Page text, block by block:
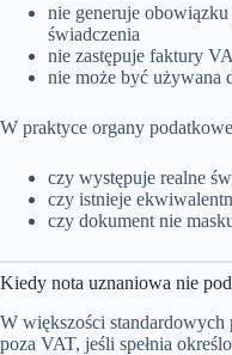
nie generuje
świadczenia
nie zastępuje faktury
nie może być używana
W praktyce organy
czy występuje realne
czy istnieje
czy dokument nie
Kiedy nota uznaniowa nie
W większości
poza VAT, jeśli spełnia